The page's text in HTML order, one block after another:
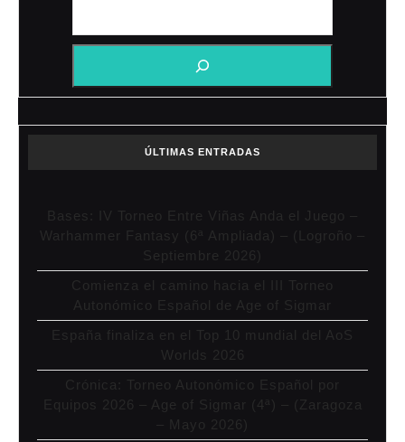
ÚLTIMAS ENTRADAS
Bases: IV Torneo Entre Viñas Anda el Juego –
Warhammer Fantasy (6ª Ampliada) – (Logroño –
Septiembre 2026)
Comienza el camino hacia el III Torneo
Autonómico Español de Age of Sigmar
España finaliza en el Top 10 mundial del AoS
Worlds 2026
Crónica: Torneo Autonómico Español por
Equipos 2026 – Age of Sigmar (4ª) – (Zaragoza
– Mayo 2026)